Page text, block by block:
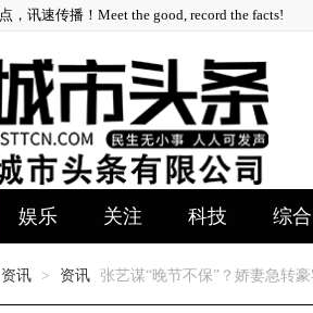
，讯速传播！Meet the good, record the facts!
娱乐 关注 科技 综合
资讯 > 资讯 张艺谋“晚节不保”？娇妻急转